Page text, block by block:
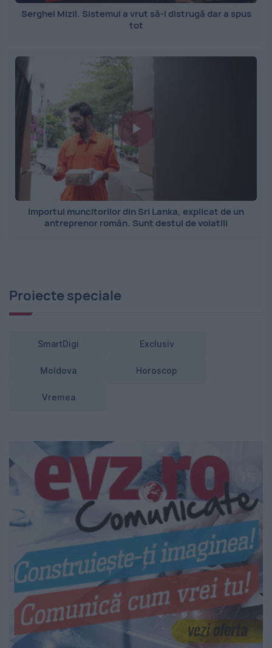
Serghei Mizil. Sistemul a vrut să-l distrugă dar a spus
tot
Importul muncitorilor din Sri Lanka, explicat de un
antreprenor român. Sunt destul de volatili
Proiecte speciale
SmartDigi Exclusiv
Moldova Horoscop
Vremea